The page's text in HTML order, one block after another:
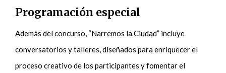
Programación especial
Además del concurso, “Narremos la Ciudad” incluye
conversatorios y talleres, diseñados para enriquecer el
proceso creativo de los participantes y fomentar el